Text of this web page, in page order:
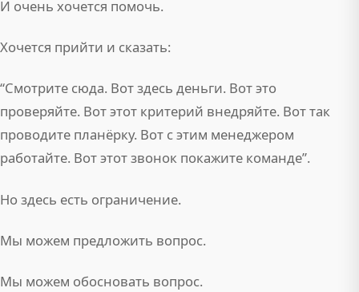
И очень хочется помочь.
Хочется прийти и сказать:
“Смотрите сюда. Вот здесь деньги. Вот это
проверяйте. Вот этот критерий внедряйте. Вот так
проводите планёрку. Вот с этим менеджером
работайте. Вот этот звонок покажите команде”.
Но здесь есть ограничение.
Мы можем предложить вопрос.
Мы можем обосновать вопрос.